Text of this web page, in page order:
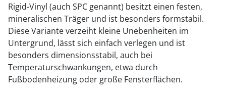
Rigid-Vinyl (auch SPC genannt) besitzt einen festen,
mineralischen Träger und ist besonders formstabil.
Diese Variante verzeiht kleine Unebenheiten im
Untergrund, lässt sich einfach verlegen und ist
besonders dimensionsstabil, auch bei
Temperaturschwankungen, etwa durch
Fußbodenheizung oder große Fensterflächen.